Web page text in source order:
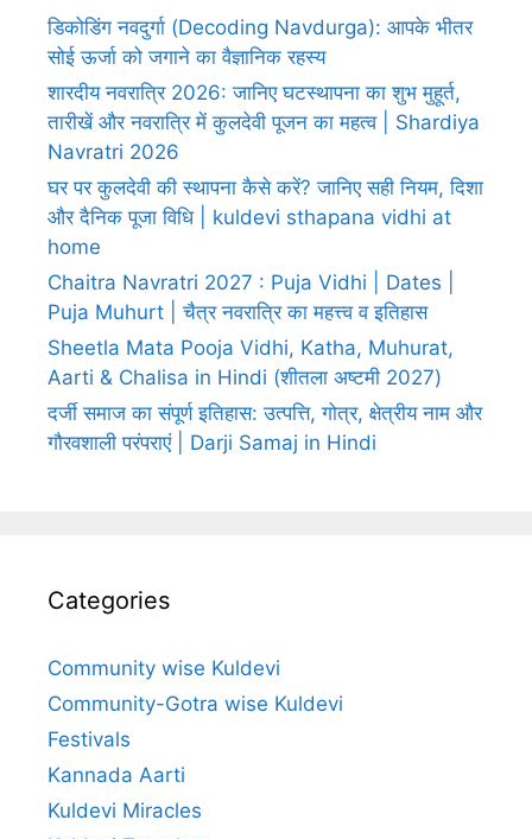
डिकोडिंग नवदुर्गा (Decoding Navdurga): आपके भीतर
सोई ऊर्जा को जगाने का वैज्ञानिक रहस्य
शारदीय नवरात्रि 2026: जानिए घटस्थापना का शुभ मुहूर्त,
तारीखें और नवरात्रि में कुलदेवी पूजन का महत्व | Shardiya
Navratri 2026
घर पर कुलदेवी की स्थापना कैसे करें? जानिए सही नियम, दिशा
और दैनिक पूजा विधि | kuldevi sthapana vidhi at
home
Chaitra Navratri 2027 : Puja Vidhi | Dates |
Puja Muhurt | चैत्र नवरात्रि का महत्त्व व इतिहास
Sheetla Mata Pooja Vidhi, Katha, Muhurat,
Aarti & Chalisa in Hindi (शीतला अष्टमी 2027)
दर्जी समाज का संपूर्ण इतिहास: उत्पत्ति, गोत्र, क्षेत्रीय नाम और
गौरवशाली परंपराएं | Darji Samaj in Hindi
Categories
Community wise Kuldevi
Community-Gotra wise Kuldevi
Festivals
Kannada Aarti
Kuldevi Miracles